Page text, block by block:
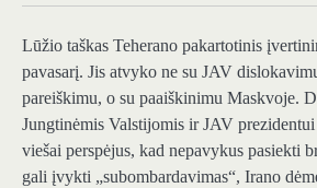
Lūžio taškas Teherano pakartotinis
pavasarį. Jis atvyko ne su JAV
pareiškimu, o su paaiškinimu Maskvoje.
Jungtinėmis Valstijomis ir JAV
viešai perspėjus, kad nepavykus pasiekti
gali įvykti „subombardavimas“, Irano